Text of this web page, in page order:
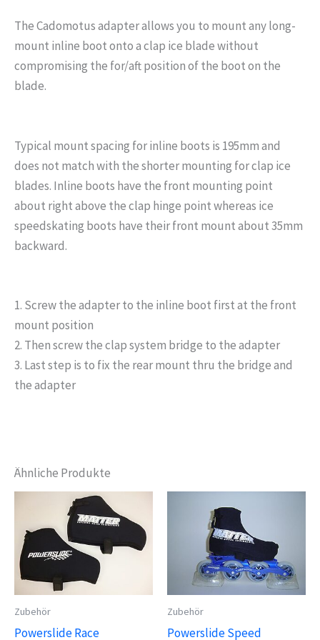
The Cadomotus adapter allows you to mount any long-
mount inline boot onto a clap ice blade without
compromising the for/aft position of the boot on the
blade.
Typical mount spacing for inline boots is 195mm and
does not match with the shorter mounting for clap ice
blades. Inline boots have the front mounting point
about right above the clap hinge point whereas ice
speedskating boots have their front mount about 35mm
backward.
1. Screw the adapter to the inline boot first at the front
mount position
2. Then screw the clap system bridge to the adapter
3. Last step is to fix the rear mount thru the bridge and
the adapter
Ähnliche Produkte
Zubehör
Powerslide Race
Zubehör
Powerslide Speed